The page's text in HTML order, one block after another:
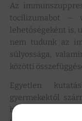
Az
tocilizumabot –
lehetőségeként is,
nem tudunk az
súlyossága,
közötti
Egyetlen
gyermekektől
betegenként egy